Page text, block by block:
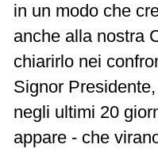
in un modo che
anche alla nostra
chiarirlo nei
Signor
negli ultimi 20
appare - che